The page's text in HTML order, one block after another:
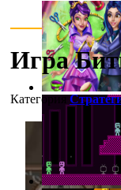
Игра
Категория